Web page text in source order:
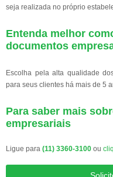
seja realizada no próprio
Entenda melhor
documentos
Escolha pela alta qualidade
para seus clientes há mais de 5
Para saber mais
empresariais
Ligue para (11) 3360-3100 ou